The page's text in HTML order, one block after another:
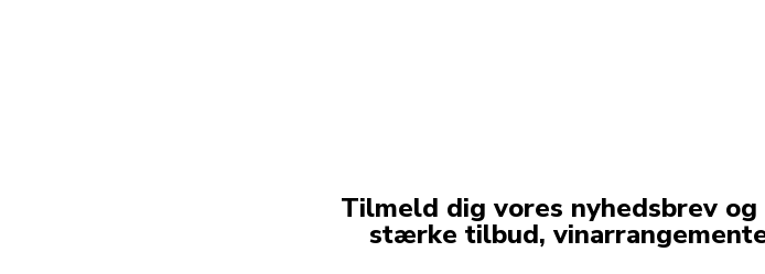
Tilmeld dig vores nyhedsbrev
stærke tilbud,